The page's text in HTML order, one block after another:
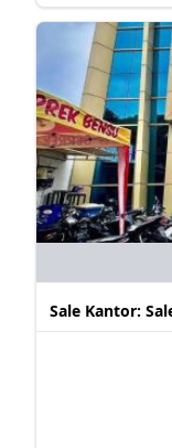
Sale Kantor: